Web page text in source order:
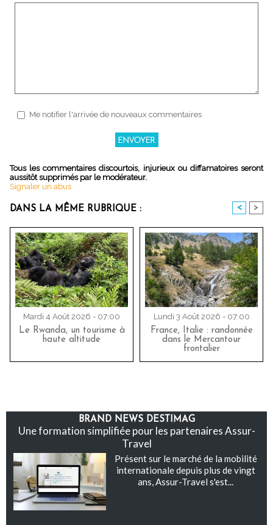
Me notifier l'arrivée de nouveaux commentaires
Tous les commentaires discourtois, injurieux ou diffamatoires seront
aussitôt supprimés par le modérateur.
Signaler un abus
DANS LA MÊME RUBRIQUE : < >
Mardi 4 Août 2026 - 07:00
Le Rwanda, un tourisme à
haute altitude
Lundi 3 Août 2026 - 07:00
France, Italie : randonnée
dans le Mercantour
frontalier
BRAND NEWS DESTIMAG
Une formation simplifiée pour les partenaires Assur-
Travel
Présent sur le marché de la mobilité
internationale depuis plus de vingt
ans, Assur-Travel s'est...